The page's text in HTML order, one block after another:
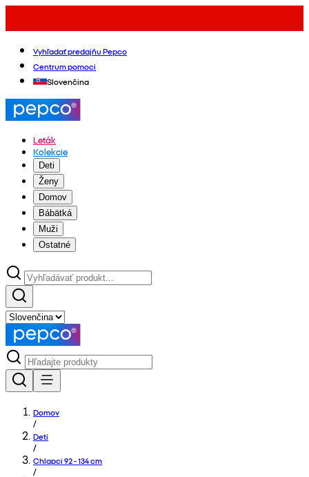
Vyhľadať predajňu Pepco
Centrum pomoci
Slovenčina
Leták
Kolekcie
Deti
Ženy
Domov
Bábätká
Muži
Ostatné
Domov
/
Deti
/
Chlapci 92 - 134 cm
/